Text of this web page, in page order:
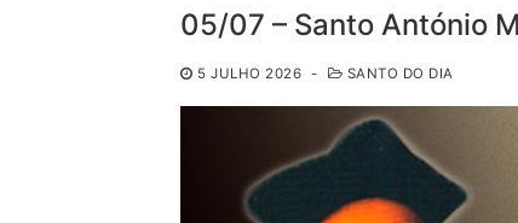
05/07 – Santo António
5 JULHO 2026 - SANTO DO DIA